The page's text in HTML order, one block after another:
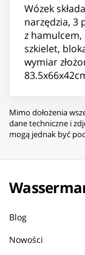
Wózek
narzędzia, 3
z
szkielet,
wymiar
Mimo dołożenia
dane techniczne i
mogą jednak być
Blog
Nowości